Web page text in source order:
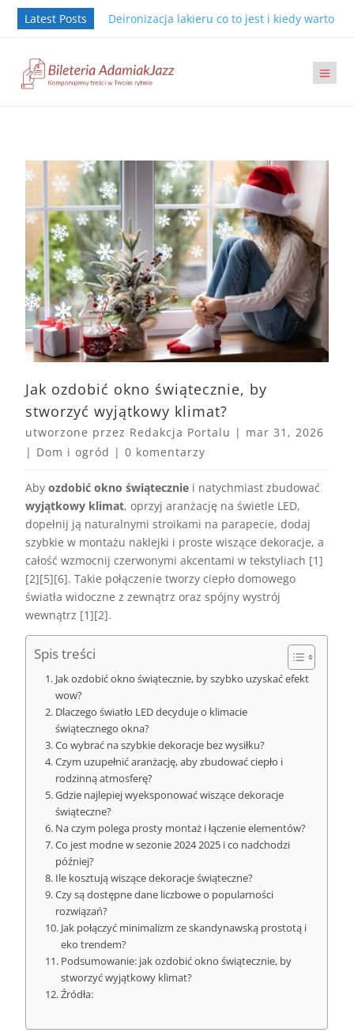
Latest Posts Deironizacja lakieru co to jest i kiedy warto ją
Jak ozdobić okno świątecznie, by
stworzyć wyjątkowy klimat?
utworzone przez Redakcja Portalu | mar 31, 2026
| Dom i ogród |0 komentarzy
Abyozdobić okno świątecznie i natychmiast zbudować
wyjątkowy klimat, oprzyj aranżację na świetle LED,
dopełnij ją naturalnymi stroikami na parapecie, dodaj
szybkie w montażu naklejki i proste wiszące dekoracje, a
całość wzmocnij czerwonymi akcentami w tekstyliach [1]
[2][5][6]. Takie połączenie tworzy ciepło domowego
światła widoczne z zewnątrz oraz spójny wystrój
wewnątrz [1][2].
Spis treści
Jak ozdobić okno świątecznie, by szybko uzyskać efekt
wow?
Dlaczego światło LED decyduje o klimacie
świątecznego okna?
Co wybrać na szybkie dekoracje bez wysiłku?
Czym uzupełnić aranżację, aby zbudować ciepło i
rodzinną atmosferę?
Gdzie najlepiej wyeksponować wiszące dekoracje
świąteczne?
Na czym polega prosty montaż i łączenie elementów?
Co jest modne w sezonie 2024 2025 i co nadchodzi
później?
Ile kosztują wiszące dekoracje świąteczne?
Czy są dostępne dane liczbowe o popularności
rozwiązań?
Jak połączyć minimalizm ze skandynawską prostotą i
eko trendem?
Podsumowanie: jak ozdobić okno świątecznie, by
stworzyć wyjątkowy klimat?
Źródła: